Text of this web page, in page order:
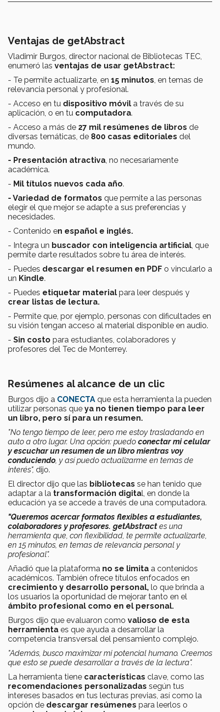
Ventajas de getAbstract
Vladimir Burgos, director nacional de Bibliotecas TEC,
enumeró las ventajas de usar getAbstract:
- Te permite actualizarte, en 15 minutos, en temas de
relevancia personal y profesional.
- Acceso en tu dispositivo móvil a través de su
aplicación, o en tu computadora.
- Acceso a más de 27 mil resúmenes de libros de
diversas temáticas, de 800 casas editoriales del
mundo.
- Presentación atractiva, no necesariamente
académica.
- Mil títulos nuevos cada año.
- Variedad de formatos que permite a las personas
elegir el que mejor se adapte a sus preferencias y
necesidades.
- Contenido en español e inglés.
- Integra un buscador con inteligencia artificial, que
permite darte resultados sobre tu área de interés.
- Puedes descargar el resumen en PDF o vincularlo a
un Kindle.
- Puedes etiquetar material para leer después y
crear listas de lectura.
- Permite que, por ejemplo, personas con dificultades en
su visión tengan acceso al material disponible en audio.
- Sin costo para estudiantes, colaboradores y
profesores del Tec de Monterrey.
Resúmenes al alcance de un clic
Burgos dijo a CONECTA que esta herramienta la pueden
utilizar personas que ya no tienen tiempo para leer
un libro, pero sí para un resumen.
"No tengo tiempo de leer, pero me estoy trasladando en
auto a otro lugar. Una opción: puedo conectar mi celular
y escuchar un resumen de un libro mientras voy
conduciendo, y así puedo actualizarme en temas de
interés", dijo.
El director dijo que las bibliotecas se han tenido que
adaptar a la transformación digital, en donde la
educación ya se accede a través de una computadora.
"Queremos acercar formatos flexibles a estudiantes,
colaboradores y profesores. getAbstract es una
herramienta que, con flexibilidad, te permite actualizarte,
en 15 minutos, en temas de relevancia personal y
profesional".
Añadió que la plataforma no se limita a contenidos
académicos. También ofrece títulos enfocados en
crecimiento y desarrollo personal, lo que brinda a
los usuarios la oportunidad de mejorar tanto en el
ámbito profesional como en el personal.
Burgos dijo que evaluaron como valioso de esta
herramienta es que ayuda a desarrollar la
competencia transversal del pensamiento complejo.
"Además, busco maximizar mi potencial humano. Creemos
que esto se puede desarrollar a través de la lectura".
La herramienta tiene características clave, como las
recomendaciones personalizadas según tus
intereses basados en tus lecturas previas, así como la
opción de descargar resúmenes para leerlos o